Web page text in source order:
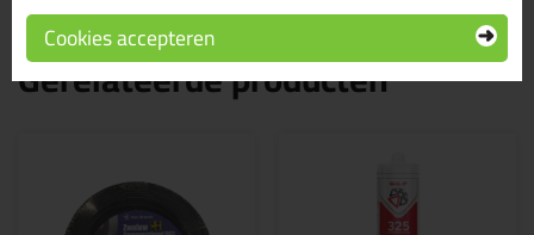
Gerelateerde producten
Cookies accepteren